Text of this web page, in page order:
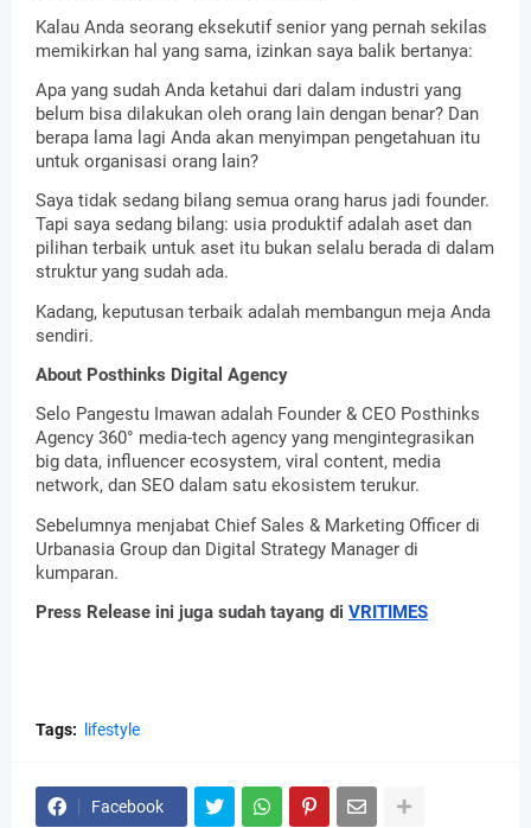
Kalau Anda seorang eksekutif senior yang pernah sekilas
memikirkan hal yang sama, izinkan saya balik bertanya:
Apa yang sudah Anda ketahui dari dalam industri yang
belum bisa dilakukan oleh orang lain dengan benar? Dan
berapa lama lagi Anda akan menyimpan pengetahuan itu
untuk organisasi orang lain?
Saya tidak sedang bilang semua orang harus jadi founder.
Tapi saya sedang bilang: usia produktif adalah aset dan
pilihan terbaik untuk aset itu bukan selalu berada di dalam
struktur yang sudah ada.
Kadang, keputusan terbaik adalah membangun meja Anda
sendiri.
About Posthinks Digital Agency
Selo Pangestu Imawan adalah Founder & CEO Posthinks
Agency 360° media-tech agency yang mengintegrasikan
big data, influencer ecosystem, viral content, media
network, dan SEO dalam satu ekosistem terukur.
Sebelumnya menjabat Chief Sales & Marketing Officer di
Urbanasia Group dan Digital Strategy Manager di
kumparan.
Press Release ini juga sudah tayang di VRITIMES
Tags: lifestyle
Facebook